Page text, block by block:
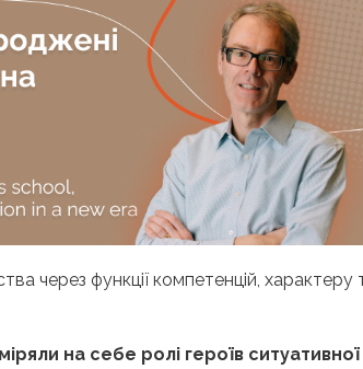
через функції компетенцій, характеру
на себе ролі героїв ситуативної